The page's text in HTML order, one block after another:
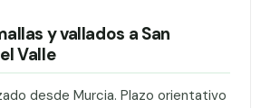
y vallados a San
Valle
desde Murcia. Plazo orientativo